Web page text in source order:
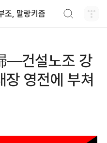
조, 말랑키즘
건설노조 강
영전에 부쳐